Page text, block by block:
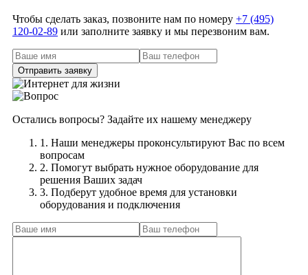
Южное Бутово
Южный
Южный парк
Юникон
Ямское поле
Ярославский
Ясенево
Ясный
Яуза Тауэр
Чтобы сделать заказ, позвоните нам по номеру +7 (495)
120-02-89 или заполните заявку и мы перезвоним вам.
Остались вопросы? Задайте их нашему менеджеру
1. Наши менеджеры проконсультируют Вас по всем
вопросам
2. Помогут выбрать нужное оборудование для
решения Ваших задач
3. Подберут удобное время для установки
оборудования и подключения